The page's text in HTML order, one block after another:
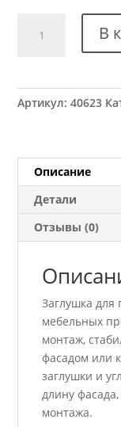
товара
проф,
правая
GTV
VELLO
ZASVELLO-
В
Артикул:40623
Описание
Детали
Отзывы (0)
Заглушка для
мебельных
монтаж,
фасадом или
заглушки и
длину
монтажа.